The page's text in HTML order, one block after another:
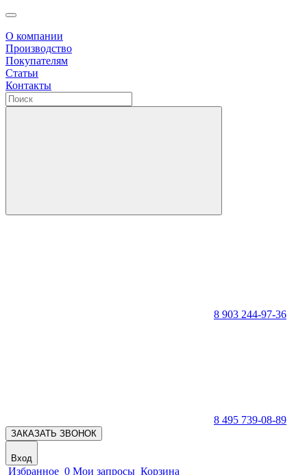
О компании
Производство
Покупателям
Статьи
Контакты
8 903 244-97-36
8 495 739-08-89
ЗАКАЗАТЬ ЗВОНОК
Вход
Избранное 0 Мои запросы Корзина